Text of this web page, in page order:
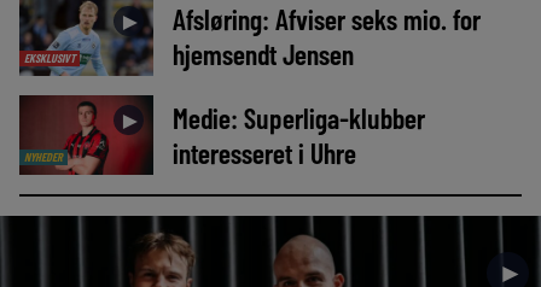
EKSKLUSIVT
►
Afsløring: Afviser seks mio. for
hjemsendt Jensen
NYHEDER
►
Medie: Superliga-klubber
interesseret i Uhre
►